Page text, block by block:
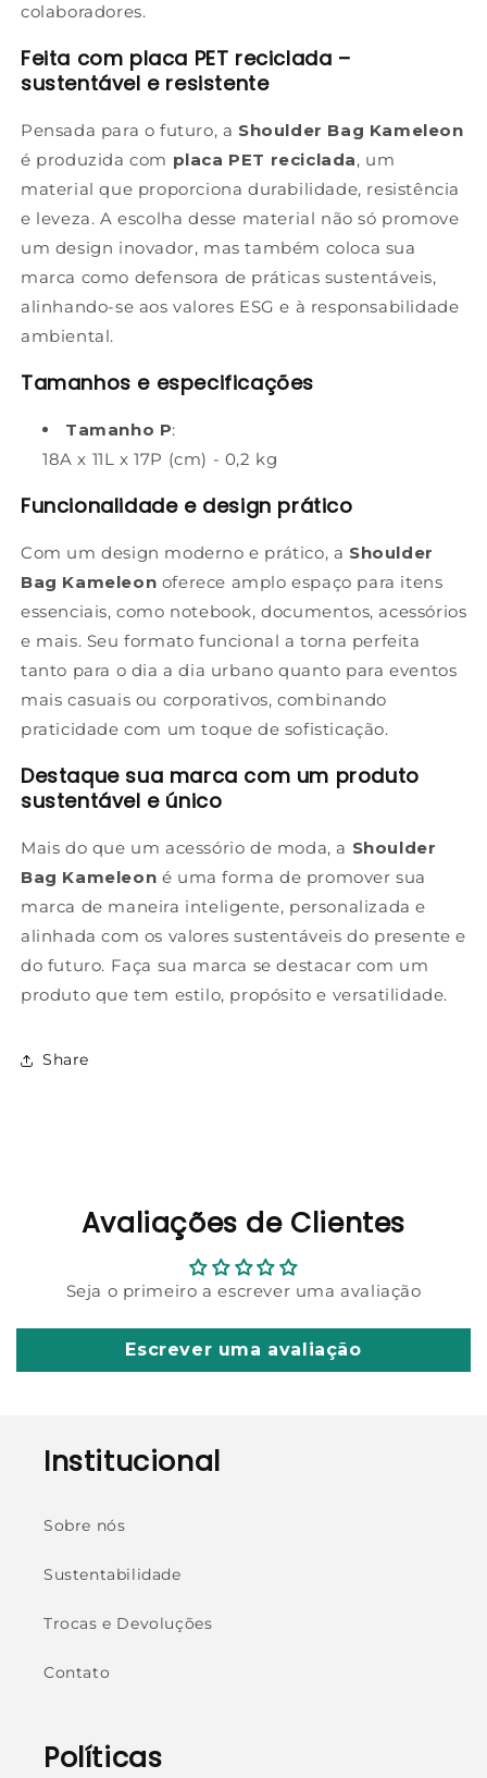
colaboradores.
Feita com placa PET reciclada –
sustentável e resistente
Pensada para o futuro, a Shoulder Bag Kameleon
é produzida com placa PET reciclada, um
material que proporciona durabilidade, resistência
e leveza. A escolha desse material não só promove
um design inovador, mas também coloca sua
marca como defensora de práticas sustentáveis,
alinhando-se aos valores ESG e à responsabilidade
ambiental.
Tamanhos e especificações
Tamanho P:
18A x 11L x 17P (cm) - 0,2 kg
Funcionalidade e design prático
Com um design moderno e prático, a Shoulder
Bag Kameleon oferece amplo espaço para itens
essenciais, como notebook, documentos, acessórios
e mais. Seu formato funcional a torna perfeita
tanto para o dia a dia urbano quanto para eventos
mais casuais ou corporativos, combinando
praticidade com um toque de sofisticação.
Destaque sua marca com um produto
sustentável e único
Mais do que um acessório de moda, a Shoulder
Bag Kameleon é uma forma de promover sua
marca de maneira inteligente, personalizada e
alinhada com os valores sustentáveis do presente e
do futuro. Faça sua marca se destacar com um
produto que tem estilo, propósito e versatilidade.
Share
Avaliações de Clientes
Seja o primeiro a escrever uma avaliação
Escrever uma avaliação
Institucional
Sobre nós
Sustentabilidade
Trocas e Devoluções
Contato
Políticas